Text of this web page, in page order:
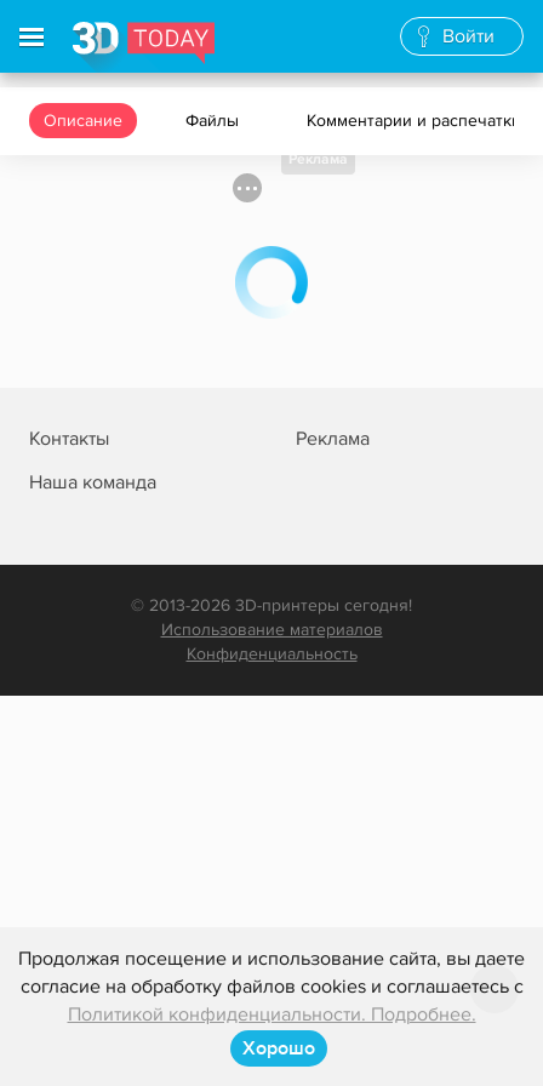
Продолжая посещение и использование сайта, вы даете
согласие на обработку файлов cookies и соглашаетесь с
Политикой конфиденциальности. Подробнее.
Хорошо
Войти
Описание Файлы Комментарии и распечатки
Реклама
Контакты
Реклама
Наша команда
© 2013-2026 3D-принтеры сегодня!
Использование материалов
Конфиденциальность